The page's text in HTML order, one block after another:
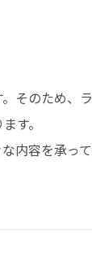
そのため、
す。
内容を承っ